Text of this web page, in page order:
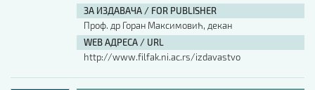
ЗА ИЗДАВАЧА / FOR PUBLISHER
Проф. др Горан Максимовић, декан
WEB АДРЕСА / URL
http://www.filfak.ni.ac.rs/izdavastvo